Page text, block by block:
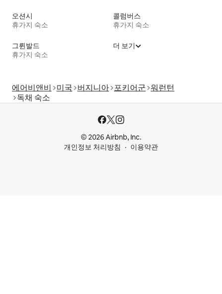
오션시
휴가지 숙소
콜럼버스
휴가지 숙소
그륀발드
휴가지 숙소
더 보기
에어비앤비 미국 버지니아 포키어군 워런턴
독채 숙소
© 2026 Airbnb, Inc.
개인정보 처리방침
이용약관